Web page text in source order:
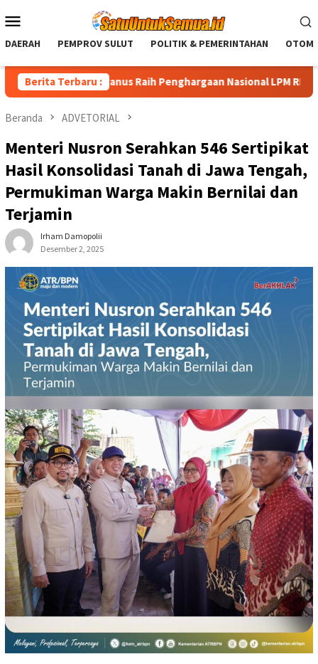
ke
Mobile
DAERAH PEMPROV SULUT POLITIK & PEMERINTAHAN
Berita Terbaru :
Selvanus Raih Penghargaan Nasional LPM RI Di
Beranda ADVETORIAL
Menteri Nusron Serahkan 546 Sertipikat
Hasil Konsolidasi Tanah di Jawa Tengah,
Permukiman Warga Makin Bernilai dan
Terjamin
Irham Damopolii
Desember 2, 2025